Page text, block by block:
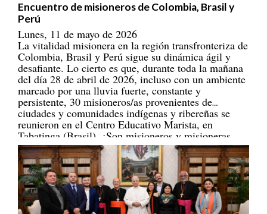
Encuentro de misioneros de Colombia, Brasil y
Perú
Lunes, 11 de mayo de 2026
La vitalidad misionera en la región transfronteriza de
Colombia, Brasil y Perú sigue su dinámica ágil y
desafiante. Lo cierto es que, durante toda la mañana
del día 28 de abril de 2026, incluso con un ambiente
marcado por una lluvia fuerte, constante y
persistente, 30 misioneros/as provenientes de
ciudades y comunidades indígenas y ribereñas se
reunieron en el Centro Educativo Marista, en
Tabatinga (Brasil). ¡Son misioneros y misioneras
portadores/as de esperanza! [REPAM]